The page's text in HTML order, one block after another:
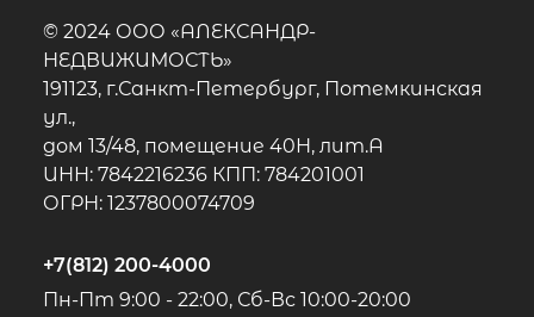
© 2024 ООО «АЛЕКСАНДР-
НЕДВИЖИМОСТЬ»
191123, г.Санкт-Петербург, Потемкинская
ул.,
дом 13/48, помещение 40Н, лит.А
ИНН: 7842216236 КПП: 784201001
ОГРН: 1237800074709
+7(812) 200-4000
Пн-Пт 9:00 - 22:00, Сб-Вс 10:00-20:00